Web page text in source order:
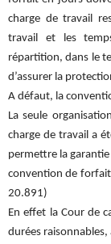
charge de travail
travail et les
répartition, dans le
d’assurer la
A défaut, la
La seule
charge de travail a
permettre la
convention de forfait
20.891)
En effet la Cour de
durées